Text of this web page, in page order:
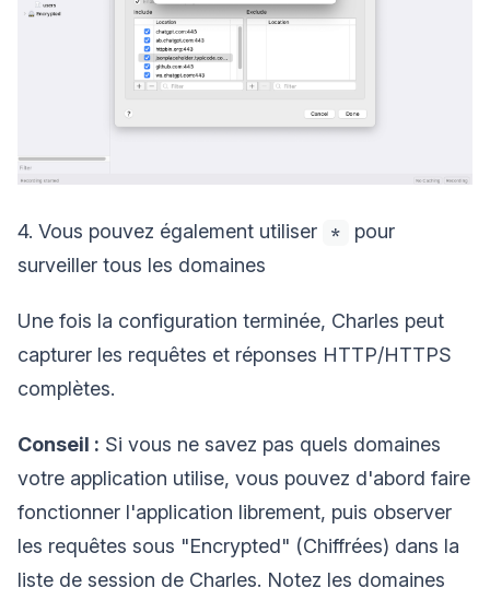
4. Vous pouvez également utiliser *
pour
surveiller tous les domaines
Une fois la configuration terminée, Charles peut
capturer les requêtes et réponses HTTP/HTTPS
complètes.
Conseil : Si vous ne savez pas quels domaines
votre application utilise, vous pouvez d'abord faire
fonctionner l'application librement, puis observer
les requêtes sous "Encrypted" (Chiffrées) dans la
liste de session de Charles. Notez les domaines